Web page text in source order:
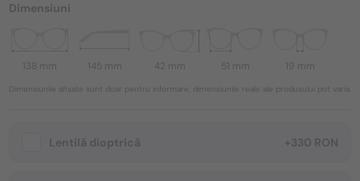
Dimensiuni
138 mm 145 mm 42 mm 51 mm 19 mm
Dimensiunile afișate sunt doar pentru informare, dimensiunile reale ale produsului pot varia.
Lentilă dioptrică +330 RON